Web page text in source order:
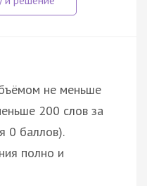
не меньше
200 слов за
0 баллов).
полно и